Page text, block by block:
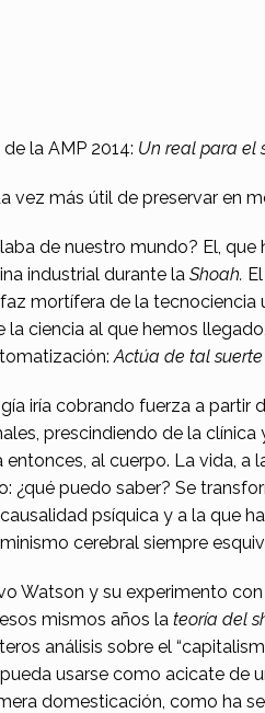
la AMP 2014: Un real para el
vez más útil de preservar en
de nuestro mundo? El,
industrial durante laShoah.
mortífera de la
la ciencia al que hemos
Actúa de tal
iría cobrando fuerza a partir
prescindiendo de la
al cuerpo. La vida, a
¿qué puedo saber? Se
psíquica y a la que
cerebral siempre
Watson y su experimento
mismos años lateoría del
análisis sobre el
usarse como acicate de
domesticación, como ha